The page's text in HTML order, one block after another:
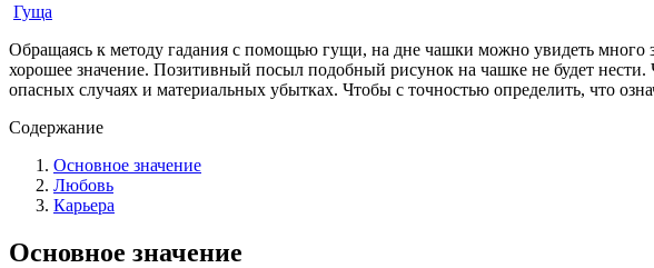
Гуща
Обращаясь к методу гадания с помощью гущи, на дне чашки можно увидеть много
хорошее значение. Позитивный посыл подобный рисунок на чашке не будет
опасных случаях и материальных убытках. Чтобы с точностью определить, что
Содержание
Основное значение
Любовь
Карьера
Основное значение